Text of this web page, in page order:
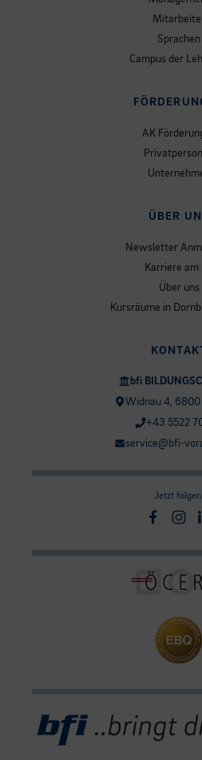
Sprachen
Campus der
AK
ÜBER
Newsletter
Karriere am
Über uns
Kursräume in
bfi
Widnau 4, 6800
+43 5522
service@bfi-
Jetzt folgen!